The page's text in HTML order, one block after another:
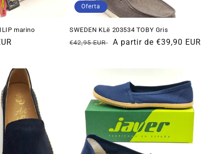
marino
Oferta
SWEDEN KLë 203534 TOBY Gris
Precio
€42,95 EUR
Precio
A partir de €39,90 EUR